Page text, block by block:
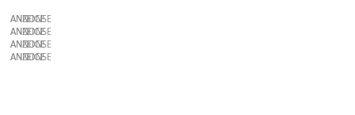
ANZEIGE
ANZEIGE
ANZEIGE
ANZEIGE